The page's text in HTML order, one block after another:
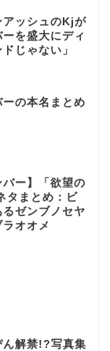
アッシュのKjが
を盛大にディ
じゃない」
の本名まとめ
バー】「欲望の
タまとめ：ビ
ゼンブノセヤ
オオメ
ん解禁!?写真集